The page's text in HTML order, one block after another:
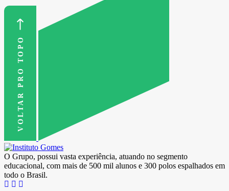
VOLTAR PRO TOPO
O Grupo, possui vasta experiência, atuando no segmento
educacional, com mais de 500 mil alunos e 300 polos espalhados em
todo o Brasil.